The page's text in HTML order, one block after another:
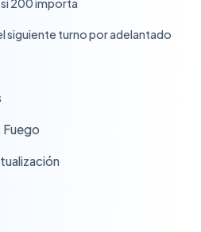
200 importa
siguiente turno por adelantado
Fuego